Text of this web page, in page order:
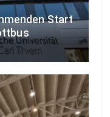
Start